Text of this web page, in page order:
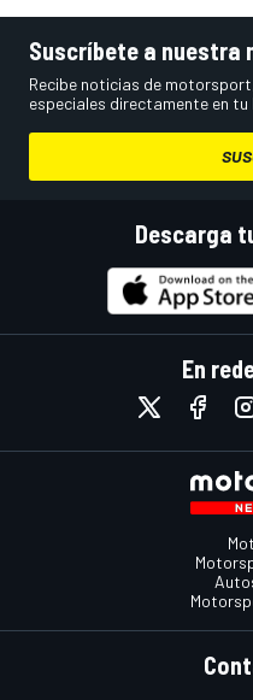
Suscríbete a nuestra
Recibe noticias de
especiales directamente en
Descarga
En